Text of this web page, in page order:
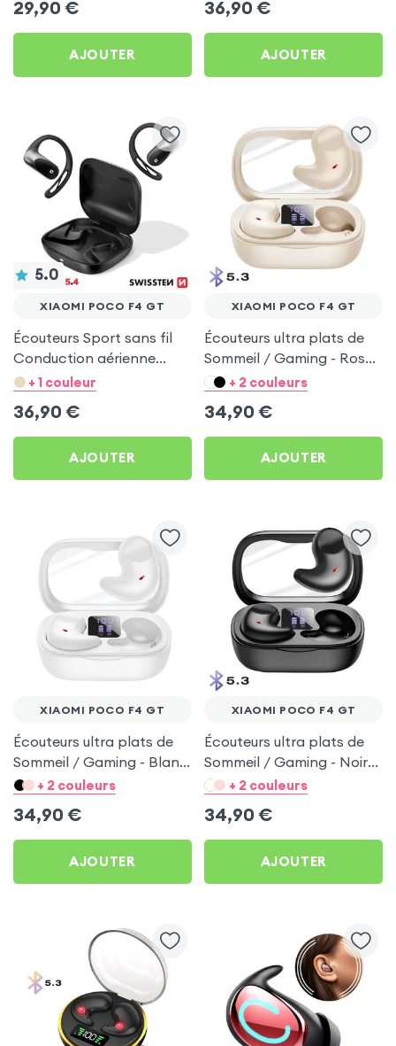
29,90 €
AJOUTER
36,90 €
AJOUTER
5.0
XIAOMI POCO F4 GT
Écouteurs Sport sans fil
Conduction aérienne
Swissten Run Noir pour
+ 1 couleur
36,90 €
AJOUTER
XIAOMI POCO F4 GT
Écouteurs ultra plats de
Sommeil / Gaming - Rose
pour Xiaomi Poco F4 GT
+ 2 couleurs
34,90 €
AJOUTER
XIAOMI POCO F4 GT
Écouteurs ultra plats de
Sommeil / Gaming - Blanc
pour Xiaomi Poco F4 GT
+ 2 couleurs
34,90 €
AJOUTER
XIAOMI POCO F4 GT
Écouteurs ultra plats de
Sommeil / Gaming - Noir
pour Xiaomi Poco F4 GT
+ 2 couleurs
34,90 €
AJOUTER